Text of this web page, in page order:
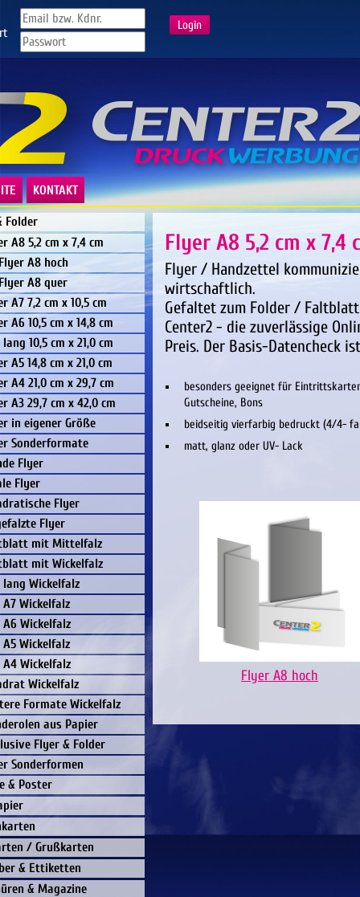
KONTAKT
Folder
A8 5,2 cm x 7,4 cm
A8 hoch
A8 quer
A7 7,2 cm x 10,5 cm
A6 10,5 cm x 14,8 cm
lang 10,5 cm x 21,0 cm
A5 14,8 cm x 21,0 cm
A4 21,0 cm x 29,7 cm
A3 29,7 cm x 42,0 cm
in eigener Größe
Sonderformate
Flyer
Flyer
Flyer
Flyer
mit Mittelfalz
mit Wickelfalz
lang Wickelfalz
A7 Wickelfalz
A6 Wickelfalz
A5 Wickelfalz
A4 Wickelfalz
Wickelfalz
Formate Wickelfalz
aus Papier
Flyer & Folder
Sonderformen
& Poster
/ Grußkarten
& Ettiketten
& Magazine
Flyer A8 5,2 cm x 7,4
Flyer / Handzettel
wirtschaftlich.
Gefaltet zum Folder /
Center2 - die zuverlässige
Preis. Der Basis-Datencheck
besonders geeignet für
Gutscheine, Bons
beidseitig vierfarbig bedruckt (4/4-
matt, glanz oder UV- Lack
Flyer A8 hoch